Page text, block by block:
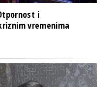
i
vremenima